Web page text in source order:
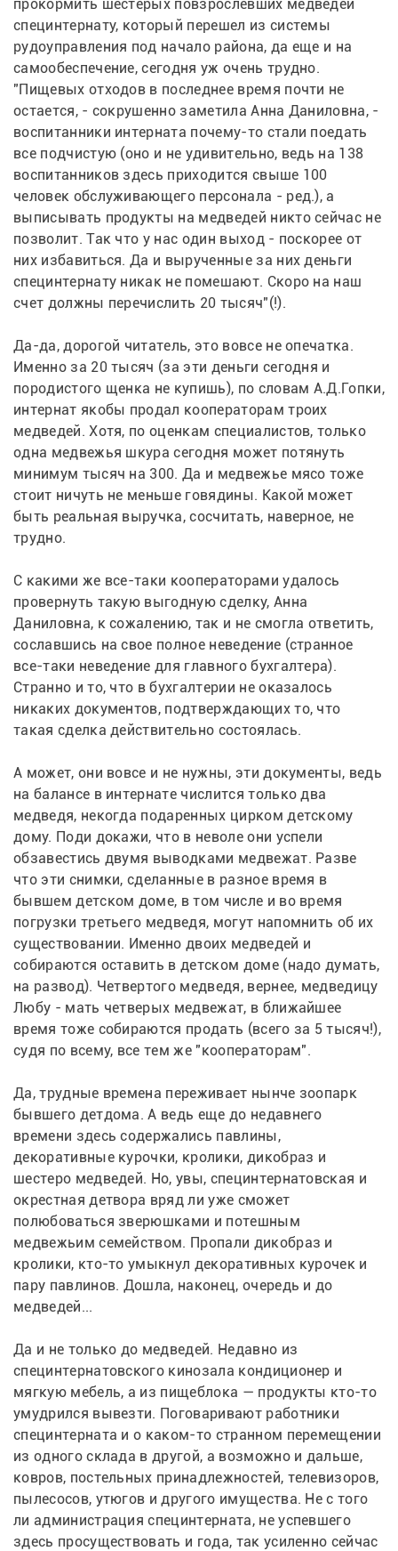
прокормить шестерых повзрослевших медведей
специнтернату, который перешел из системы
рудоуправления под начало района, да еще и на
самообеспечение, сегодня уж очень трудно.
"Пищевых отходов в последнее время почти не
остается, - сокрушенно заметила Анна Даниловна, -
воспитанники интерната почему-то стали поедать
все подчистую (оно и не удивительно, ведь на 138
воспитанников здесь приходится свыше 100
человек обслуживающего персонала - ред.), а
выписывать продукты на медведей никто сейчас не
позволит. Так что у нас один выход - поскорее от
них избавиться. Да и вырученные за них деньги
специнтернату никак не помешают. Скоро на наш
счет должны перечислить 20 тысяч"(!).
Да-да, дорогой читатель, это вовсе не опечатка.
Именно за 20 тысяч (за эти деньги сегодня и
породистого щенка не купишь), по словам А.Д.Гопки,
интернат якобы продал кооператорам троих
медведей. Хотя, по оценкам специалистов, только
одна медвежья шкура сегодня может потянуть
минимум тысяч на 300. Да и медвежье мясо тоже
стоит ничуть не меньше говядины. Какой может
быть реальная выручка, сосчитать, наверное, не
трудно.
С какими же все-таки кооператорами удалось
провернуть такую выгодную сделку, Анна
Даниловна, к сожалению, так и не смогла ответить,
сославшись на свое полное неведение (странное
все-таки неведение для главного бухгалтера).
Странно и то, что в бухгалтерии не оказалось
никаких документов, подтверждающих то, что
такая сделка действительно состоялась.
А может, они вовсе и не нужны, эти документы, ведь
на балансе в интернате числится только два
медведя, некогда подаренных цирком детскому
дому. Поди докажи, что в неволе они успели
обзавестись двумя выводками медвежат. Разве
что эти снимки, сделанные в разное время в
бывшем детском доме, в том числе и во время
погрузки третьего медведя, могут напомнить об их
существовании. Именно двоих медведей и
собираются оставить в детском доме (надо думать,
на развод). Четвертого медведя, вернее, медведицу
Любу - мать четверых медвежат, в ближайшее
время тоже собираются продать (всего за 5 тысяч!),
судя по всему, все тем же "кооператорам".
Да, трудные времена переживает нынче зоопарк
бывшего детдома. А ведь еще до недавнего
времени здесь содержались павлины,
декоративные курочки, кролики, дикобраз и
шестеро медведей. Но, увы, специнтернатовская и
окрестная детвора вряд ли уже сможет
полюбоваться зверюшками и потешным
медвежьим семейством. Пропали дикобраз и
кролики, кто-то умыкнул декоративных курочек и
пару павлинов. Дошла, наконец, очередь и до
медведей...
Да и не только до медведей. Недавно из
специнтернатовского кинозала кондиционер и
мягкую мебель, а из пищеблока — продукты кто-то
умудрился вывезти. Поговаривают работники
специнтерната и о каком-то странном перемещении
из одного склада в другой, а возможно и дальше,
ковров, постельных принадлежностей, телевизоров,
пылесосов, утюгов и другого имущества. Не с того
ли администрация специнтерната, не успевшего
здесь просуществовать и года, так усиленно сейчас